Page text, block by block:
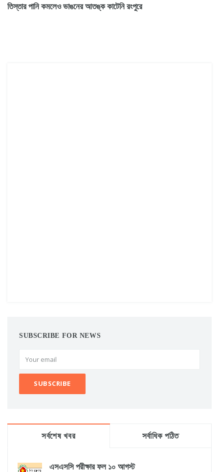
তিস্তার পানি কমলেও ভাঙনের আতঙ্ক কাটেনি রংপুরে
SUBSCRIBE FOR NEWS
সর্বশেষ খবর সর্বাধিক পঠিত
এসএসসি পরীক্ষার ফল ১০ আগস্ট